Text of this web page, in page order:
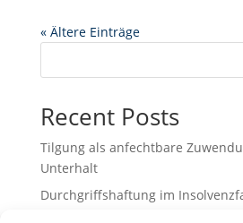
« Ältere Einträge
Recent Posts
Tilgung als anfechtbare
Unterhalt
Durchgriffshaftung im